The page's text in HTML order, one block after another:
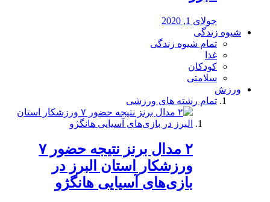
جولای 1, 2020
شیوه زندگی
تمام شیوه زندگی
غذا
کودکان
سلامتی
ورزش
تمام رشته های ورزشی
۲ مدال برنز نتیجه حضور ۷
ورزشکار استان البرز در
بازی‌های آسیایی هانگژو